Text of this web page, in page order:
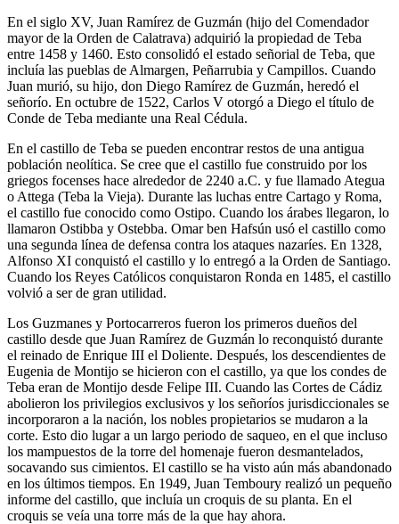
En el siglo XV, Juan Ramírez de Guzmán (hijo del Comendador
mayor de la Orden de Calatrava) adquirió la propiedad de Teba
entre 1458 y 1460. Esto consolidó el estado señorial de Teba, que
incluía las pueblas de Almargen, Peñarrubia y Campillos. Cuando
Juan murió, su hijo, don Diego Ramírez de Guzmán, heredó el
señorío. En octubre de 1522, Carlos V otorgó a Diego el título de
Conde de Teba mediante una Real Cédula.
En el castillo de Teba se pueden encontrar restos de una antigua
población neolítica. Se cree que el castillo fue construido por los
griegos focenses hace alrededor de 2240 a.C. y fue llamado Ategua
o Attega (Teba la Vieja). Durante las luchas entre Cartago y Roma,
el castillo fue conocido como Ostipo. Cuando los árabes llegaron, lo
llamaron Ostibba y Ostebba. Omar ben Hafsún usó el castillo como
una segunda línea de defensa contra los ataques nazaríes. En 1328,
Alfonso XI conquistó el castillo y lo entregó a la Orden de Santiago.
Cuando los Reyes Católicos conquistaron Ronda en 1485, el castillo
volvió a ser de gran utilidad.
Los Guzmanes y Portocarreros fueron los primeros dueños del
castillo desde que Juan Ramírez de Guzmán lo reconquistó durante
el reinado de Enrique III el Doliente. Después, los descendientes de
Eugenia de Montijo se hicieron con el castillo, ya que los condes de
Teba eran de Montijo desde Felipe III. Cuando las Cortes de Cádiz
abolieron los privilegios exclusivos y los señoríos jurisdiccionales se
incorporaron a la nación, los nobles propietarios se mudaron a la
corte. Esto dio lugar a un largo periodo de saqueo, en el que incluso
los mampuestos de la torre del homenaje fueron desmantelados,
socavando sus cimientos. El castillo se ha visto aún más abandonado
en los últimos tiempos. En 1949, Juan Temboury realizó un pequeño
informe del castillo, que incluía un croquis de su planta. En el
croquis se veía una torre más de la que hay ahora.